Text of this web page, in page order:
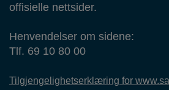
offisielle nettsider.
Henvendelser om sidene:
Tlf. 69 10 80 00
Tilgjengelighetserklæring for